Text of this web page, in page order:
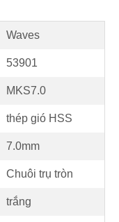
Waves
53901
MKS7.0
thép gió HSS
7.0mm
Chuôi trụ tròn
trắng